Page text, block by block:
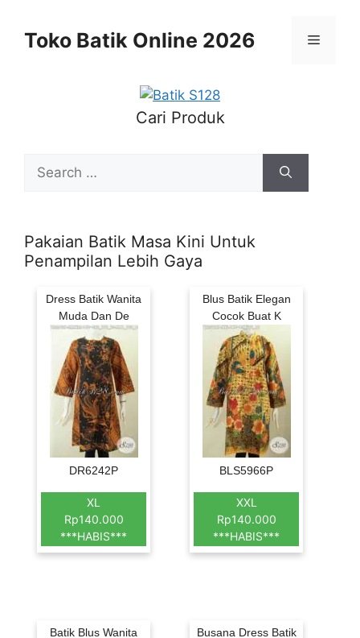
contentToko Batik Online 2026 Menu
Cari Produk
for:
Pakaian Batik Masa Kini Untuk
Penampilan Lebih Gaya
Dress Batik Wanita
Muda Dan De
DR6242P
XL
Rp140.000
***HABIS***
Blus Batik Elegan
Cocok Buat K
BLS5966P
XXL
Rp140.000
***HABIS***
Batik Blus Wanita
Busana Dress Batik